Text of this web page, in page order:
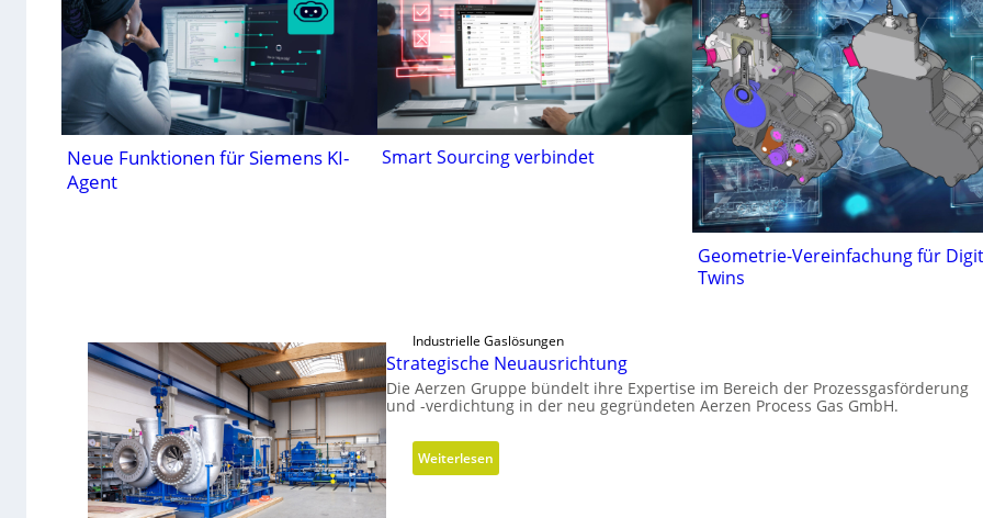
Neue Funktionen für Siemens KI-
Agent
Smart Sourcing verbindet
Geometrie-Vereinfachung für
Twins
Industrielle Gaslösungen
Strategische Neuausrichtung
Die Aerzen Gruppe bündelt ihre Expertise im Bereich der Prozessgasförderung
und -verdichtung in der neu gegründeten Aerzen Process Gas GmbH.
Weiterlesen:
S